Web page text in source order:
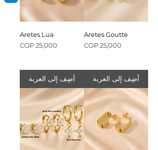
Aretes Goutte
السعر
أضِف إلى العربة
Aretes Lua
السعر
أضِف إلى العربة